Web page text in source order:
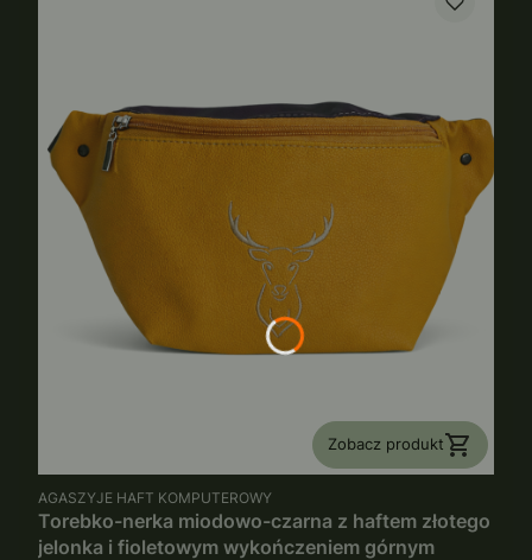
Zobacz produkt
PRODUCENT
AGASZYJE HAFT KOMPUTEROWY
Torebko-nerka miodowo-czarna z haftem złotego
jelonka i fioletowym wykończeniem górnym